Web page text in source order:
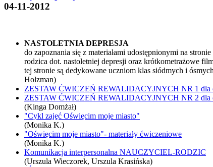
04-11-2012
do zapoznania się z materiałami udostępnionymi na
rodzica dot. nastoletniej depresji oraz krótkometrażowe
tej stronie są
Holzman)
ZESTAW ĆWICZEŃ REWALIDACYJNYCH NR 1 dla
ZESTAW ĆWICZEŃ REWALIDACYJNYCH NR 2 dla
(Kinga Domżał)
"Cykl zajęć Oświęcim moje miasto"
(Monika K.)
"Oświęcim moje miasto"- materiały ćwiczeniowe
(Monika K.)
Komunikacja interpersonalna NAUCZYCIEL-RODZIC
(Urszula Wieczorek, Urszula Krasińska)